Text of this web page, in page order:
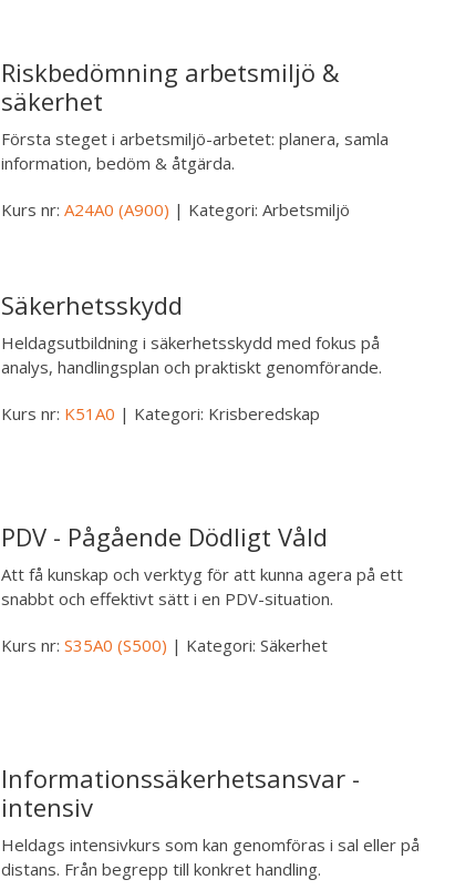
Riskbedömning arbetsmiljö &
säkerhet
Första steget i arbetsmiljö-arbetet: planera, samla
information, bedöm & åtgärda.
Kurs nr: A24A0 (A900) | Kategori: Arbetsmiljö
Säkerhetsskydd
Heldagsutbildning i säkerhetsskydd med fokus på
analys, handlingsplan och praktiskt genomförande.
Kurs nr: K51A0 | Kategori: Krisberedskap
PDV - Pågående Dödligt Våld
Att få kunskap och verktyg för att kunna agera på ett
snabbt och effektivt sätt i en PDV-situation.
Kurs nr: S35A0 (S500) | Kategori: Säkerhet
Informationssäkerhetsansvar -
intensiv
Heldags intensivkurs som kan genomföras i sal eller på
distans. Från begrepp till konkret handling.